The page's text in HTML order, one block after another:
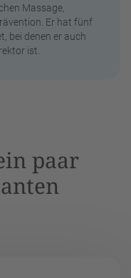
Massage,
Er hat fünf
bei denen er auch
ist.
paar